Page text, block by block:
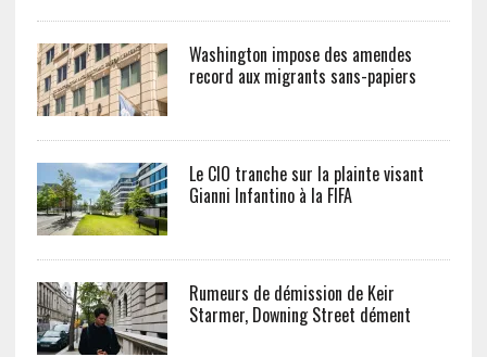
Washington impose des amendes
record aux migrants sans-papiers
Le CIO tranche sur la plainte visant
Gianni Infantino à la FIFA
Rumeurs de démission de Keir
Starmer, Downing Street dément